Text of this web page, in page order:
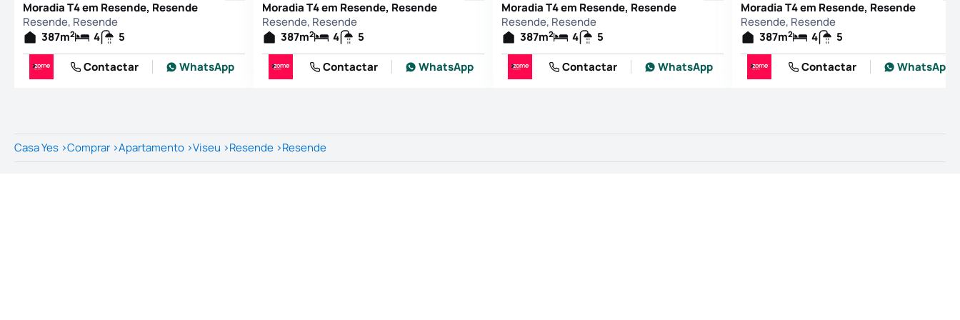
Moradia T4 em Resende, Resende
Resende, Resende
387m2 4
5
Contactar
WhatsApp
Moradia T4 em Resende, Resende
Resende, Resende
387m2 4
5
Contactar
WhatsApp
Moradia T4 em Resende, Resende
Resende, Resende
387m2 4
5
Contactar
WhatsApp
Moradia T4 em Resende, Resende
Resende, Resende
387m2 4
5
Contactar
WhatsApp
Casa Yes >Comprar >Apartamento >Viseu >Resende >Resende